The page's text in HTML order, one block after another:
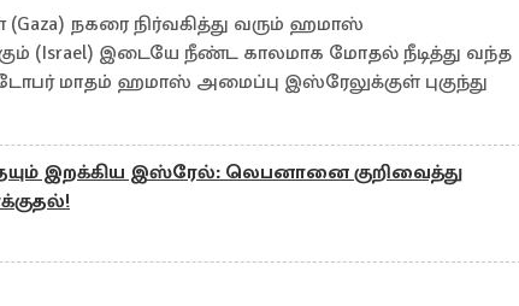
நகரை நிர்வகித்து வரும் ஹமாஸ்
(Israel) இடையே நீண்ட காலமாக மோதல் நீடித்து வந்த
மாதம் ஹமாஸ் அமைப்பு இஸ்ரேலுக்குள் புகுந்து
இறக்கிய இஸ்ரேல்: லெபனானை குறிவைத்து